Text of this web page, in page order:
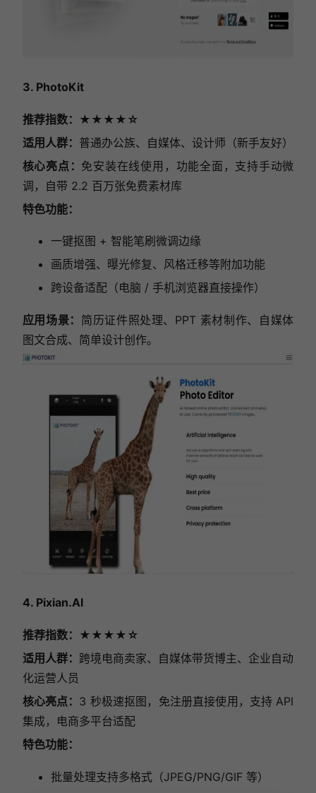
3. PhotoKit
推荐指数：★★★★☆
适用人群： 普通办公族、自媒体、设计师（新手友好）
核心亮点： 免安装在线使用，功能全面，支持手动微
调，自带 2.2 百万张免费素材库
特色功能：
一键抠图 + 智能笔刷微调边缘
画质增强、曝光修复、风格迁移等附加功能
跨设备适配（电脑 / 手机浏览器直接操作）
应用场景： 简历证件照处理、PPT 素材制作、自媒体
图文合成、简单设计创作。
4. Pixian.AI
推荐指数：★★★★☆
适用人群： 跨境电商卖家、自媒体带货博主、企业自动
化运营人员
核心亮点： 3 秒极速抠图，免注册直接使用，支持 API
集成，电商多平台适配
特色功能：
批量处理支持多格式（JPEG/PNG/GIF 等）